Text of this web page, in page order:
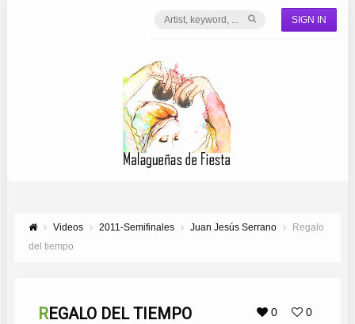
SIGN IN
Videos 2011-Semifinales Juan Jesús Serrano
Regalo
del tiempo
0 0
REGALO DEL TIEMPO